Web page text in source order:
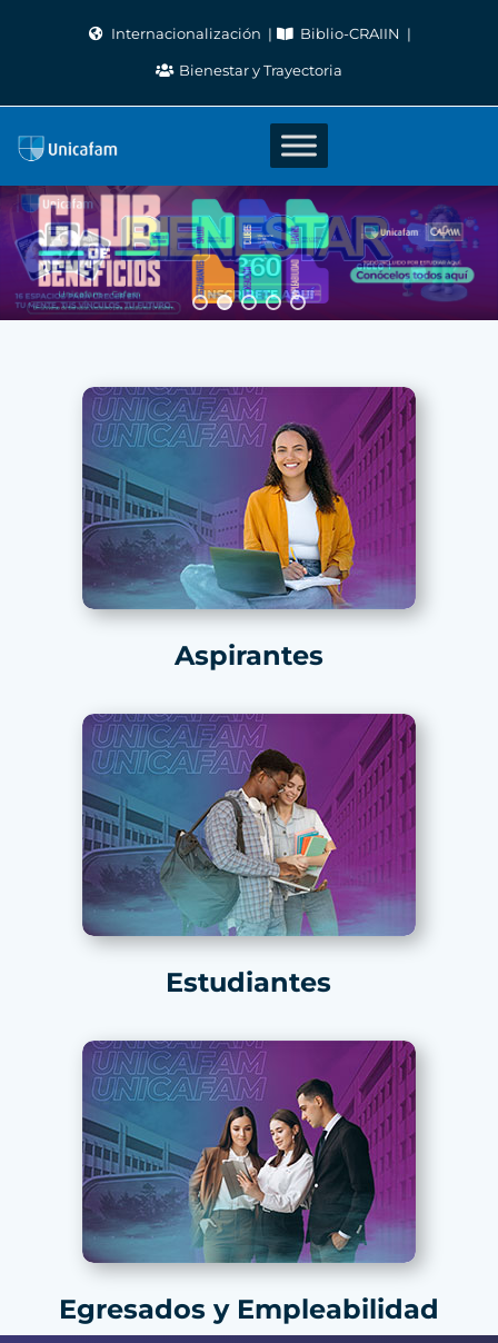
Internacionalización Biblio-CRAIIN
Bienestar y Trayectoria
Aspirantes
Estudiantes
Egresados y Empleabilidad